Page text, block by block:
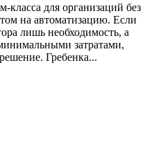
класса для организаций без
на автоматизацию. Если
лишь необходимость, а
затратами,
Гребенка...